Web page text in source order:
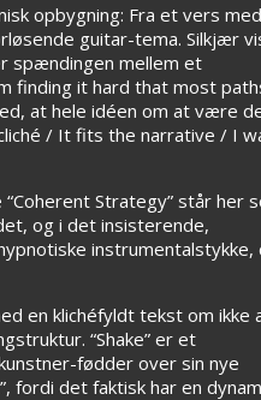
opbygning: Fra et vers med
guitar-tema. Silkjær
spændingen mellem et
finding it hard that most
at hele idéen om at være
/ It fits the narrative / I
Strategy” står her
og i det insisterende,
instrumentalstykke,
en klichéfyldt tekst om ikke
“Shake” er et
fødder over sin nye
fordi det faktisk har en